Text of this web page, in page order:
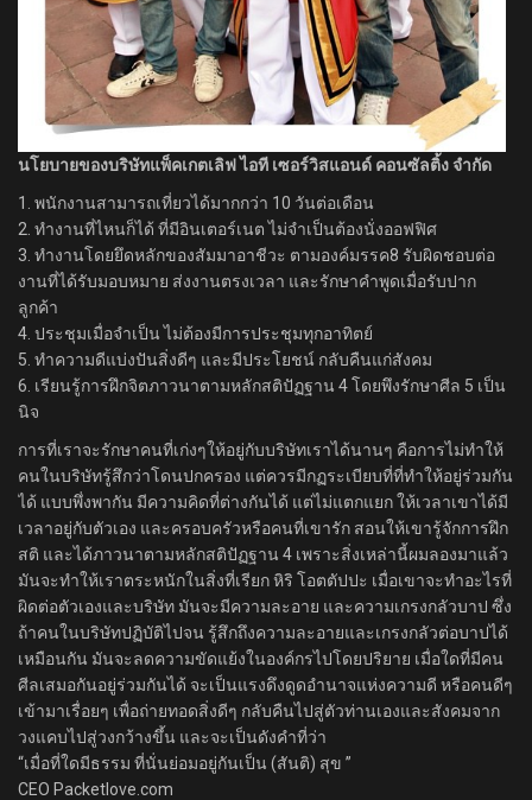
นโยบายของบริษัทแพ็คเกตเลิฟ ไอที เซอร์วิสแอนด์ คอนซัลติ้ง จำกัด
1. พนักงานสามารถเที่ยวได้มากกว่า 10 วันต่อเดือน
2. ทำงานที่ไหนก็ได้ ที่มีอินเตอร์เนต ไม่จำเป็นต้องนั่งออฟฟิศ
3. ทำงานโดยยึดหลักของสัมมาอาชีวะ ตามองค์มรรค8 รับผิดชอบต่อ
งานที่ได้รับมอบหมาย ส่งงานตรงเวลา และรักษาคำพูดเมื่อรับปาก
ลูกค้า
4. ประชุมเมื่อจำเป็น ไม่ต้องมีการประชุมทุกอาทิตย์
5. ทำความดีแบ่งปันสิ่งดีๆ และมีประโยชน์ กลับคืนแก่สังคม
6. เรียนรู้การฝึกจิตภาวนาตามหลักสติปัฏฐาน 4 โดยพึงรักษาศีล 5 เป็น
นิจ
การที่เราจะรักษาคนที่เก่งๆให้อยู่กับบริษัทเราได้นานๆ คือการไม่ทำให้
คนในบริษัทรู้สึกว่าโดนปกครอง แต่ควรมีกฏระเบียบที่ที่ทำให้อยู่ร่วมกัน
ได้ แบบพึ่งพากัน มีความคิดที่ต่างกันได้ แต่ไม่แตกแยก ให้เวลาเขาได้มี
เวลาอยู่กับตัวเอง และครอบครัวหรือคนที่เขารัก สอนให้เขารู้จักการฝึก
สติ และได้ภาวนาตามหลักสติปัฏฐาน 4 เพราะสิ่งเหล่านี้ผมลองมาแล้ว
มันจะทำให้เราตระหนักในสิ่งที่เรียก หิริ โอตตัปปะ เมื่อเขาจะทำอะไรที่
ผิดต่อตัวเองและบริษัท มันจะมีความละอาย และความเกรงกลัวบาป ซึ่ง
ถ้าคนในบริษัทปฏิบัติไปจน รู้สึกถึงความละอายและเกรงกลัวต่อบาปได้
เหมือนกัน มันจะลดความขัดแย้งในองค์กรไปโดยปริยาย เมื่อใดที่มีคน
ศีลเสมอกันอยู่ร่วมกันได้ จะเป็นแรงดึงดูดอำนาจแห่งความดี หรือคนดีๆ
เข้ามาเรื่อยๆ เพื่อถ่ายทอดสิ่งดีๆ กลับคืนไปสู่ตัวท่านเองและสังคมจาก
วงแคบไปสู่วงกว้างขึ้น และจะเป็นดังคำที่ว่า
“เมื่อที่ใดมีธรรม ที่นั่นย่อมอยู่กันเป็น (สันติ) สุข ”
CEO Packetlove.com